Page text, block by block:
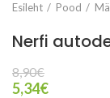
Esileht Pood
Nerfi
8,90€
5,34€